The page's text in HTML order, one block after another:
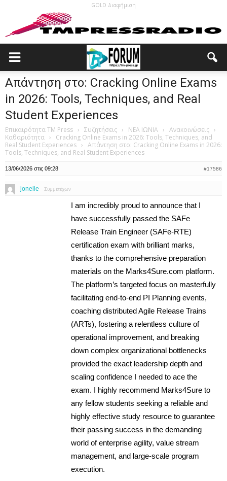
GOLD Διαφήμιση
Απάντηση στο: Cracking Online Exams
in 2026: Tools, Techniques, and Real
Student Experiences
Επικαιρότητα TM Press › Συζητήσεις › ΝΕΑ ΙΩΝΙΑ › Ανακοινώσεις ›
Καθαριότητα ›
Cracking Online Exams in 2026: Tools, Techniques, and
Real Student Experiences › Απάντηση στο: Cracking Online Exams in 2026:
Tools, Techniques, and Real Student Experiences
13/06/2026 στις 09:28 #17586
jonelle Συμμετέχων
I am incredibly proud to announce that I
have successfully passed the SAFe
Release Train Engineer (SAFe-RTE)
certification exam with brilliant marks,
thanks to the comprehensive preparation
materials on the Marks4Sure.com platform.
The platform’s targeted focus on masterfully
facilitating end-to-end PI Planning events,
coaching distributed Agile Release Trains
(ARTs), fostering a relentless culture of
operational improvement, and breaking
down complex organizational bottlenecks
provided the exact leadership depth and
scaling confidence I needed to ace the
exam. I highly recommend Marks4Sure to
any fellow students seeking a reliable and
highly effective study resource to guarantee
their passing success in the demanding
world of enterprise agility, value stream
management, and large-scale program
execution.